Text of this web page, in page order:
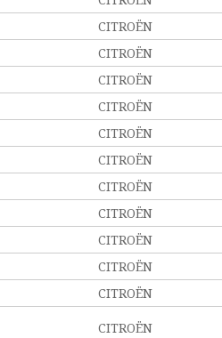
CITROËN
CITROËN
CITROËN
CITROËN
CITROËN
CITROËN
CITROËN
CITROËN
CITROËN
CITROËN
CITROËN
CITROËN